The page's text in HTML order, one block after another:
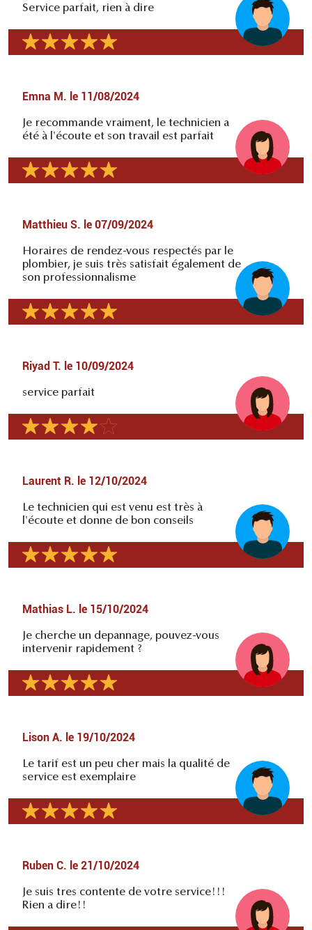
Service parfait, rien à dire
Emna M. le 11/08/2024
Je recommande vraiment, le technicien a
été à l'écoute et son travail est parfait
Matthieu S. le 07/09/2024
Horaires de rendez-vous respectés par le
plombier, je suis très satisfait également de
son professionnalisme
Riyad T. le 10/09/2024
service parfait
Laurent R. le 12/10/2024
Le technicien qui est venu est très à
l'écoute et donne de bon conseils
Mathias L. le 15/10/2024
Je cherche un depannage, pouvez-vous
intervenir rapidement ?
Lison A. le 19/10/2024
Le tarif est un peu cher mais la qualité de
service est exemplaire
Ruben C. le 21/10/2024
Je suis tres contente de votre service!!!
Rien a dire!!